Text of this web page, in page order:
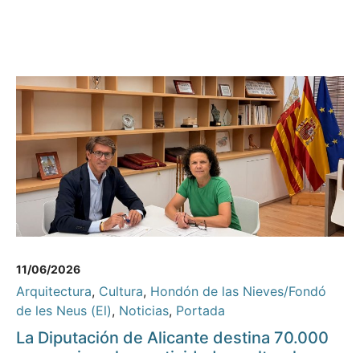
11/06/2026
Arquitectura, Cultura, Hondón de las Nieves/Fondó
de les Neus (El), Noticias, Portada
La Diputación de Alicante destina 70.000